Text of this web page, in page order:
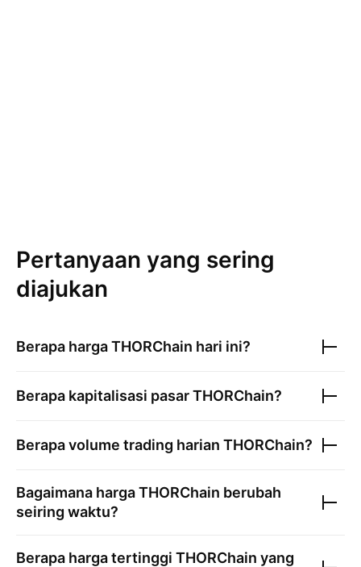
Pertanyaan yang sering
diajukan
Berapa hargaTHORChain hari ini?
Berapa kapitalisasi pasarTHORChain?
Berapa volume trading harian THORChain?
Bagaimana hargaTHORChain berubah
seiring waktu?
Berapa harga tertinggi THORChain yang